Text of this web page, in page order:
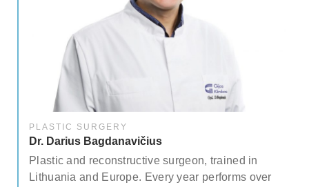
PLASTIC SURGERY
Dr. Darius Bagdanavičius
Plastic and reconstructive surgeon, trained in
Lithuania and Europe. Every year performs over